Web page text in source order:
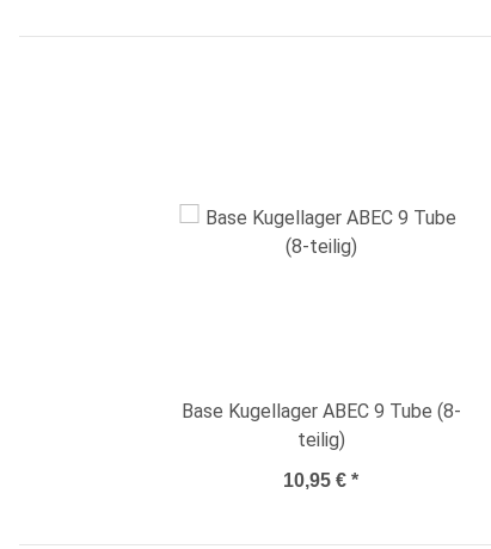
Base Kugellager ABEC 9 Tube (8-
teilig)
10,95 € *